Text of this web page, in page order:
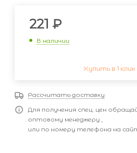
221 ₽
В наличии
Купить в 1 клик
Рассчитать доставку
Для получения спец. цен
оптовому менеджеру ,
или по номеру телефона на